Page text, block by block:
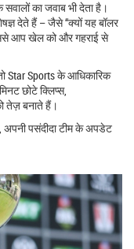
का जवाब भी देता है।
देते हैं – जैसे “क्यों यह बॉलर
आप खेल को और गहराई से
Star Sports के आधिकारिक
छोटे क्लिप्स,
तेज़ बनाते हैं।
अपनी पसंदीदा टीम के अपडेट